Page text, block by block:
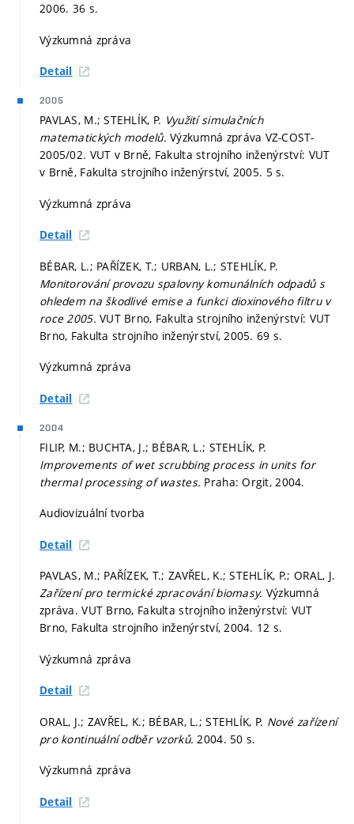
2006. 36 s.
Výzkumná zpráva
Detail
2005
PAVLAS, M.; STEHLÍK, P. Využití simulačních
matematických modelů.Výzkumná zpráva VZ-COST-
2005/02. VUT v Brně, Fakulta strojního inženýrství: VUT
v Brně, Fakulta strojního inženýrství, 2005. 5 s.
Výzkumná zpráva
Detail
BÉBAR, L.; PAŘÍZEK, T.; URBAN, L.; STEHLÍK, P.
Monitorování provozu spalovny komunálních odpadů s
ohledem na škodlivé emise a funkci dioxinového filtru v
roce 2005.VUT Brno, Fakulta strojního inženýrství: VUT
Brno, Fakulta strojního inženýrství, 2005. 69 s.
Výzkumná zpráva
Detail
2004
FILIP, M.; BUCHTA, J.; BÉBAR, L.; STEHLÍK, P.
Improvements of wet scrubbing process in units for
thermal processing of wastes. Praha: Orgit, 2004.
Audiovizuální tvorba
Detail
PAVLAS, M.; PAŘÍZEK, T.; ZAVŘEL, K.; STEHLÍK, P.; ORAL, J.
Zařízení pro termické zpracování biomasy. Výzkumná
zpráva. VUT Brno, Fakulta strojního inženýrství: VUT
Brno, Fakulta strojního inženýrství, 2004. 12 s.
Výzkumná zpráva
Detail
ORAL, J.; ZAVŘEL, K.; BÉBAR, L.; STEHLÍK, P. Nové zařízení
pro kontinuální odběr vzorků. 2004. 50 s.
Výzkumná zpráva
Detail